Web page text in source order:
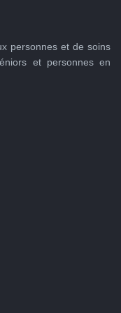
personnes et de soins
et personnes en